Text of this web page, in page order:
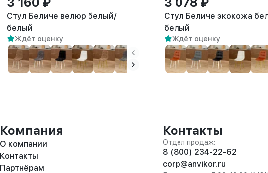
Стул Беличе велюр белый/
белый
Ждёт оценку
Стул Беличе экокожа
белый
Ждёт оценку
Компания
О компании
Контакты
Партнёрам
Контакты
Отдел продаж:
8 (800) 234-22-62
corp@anvikor.ru